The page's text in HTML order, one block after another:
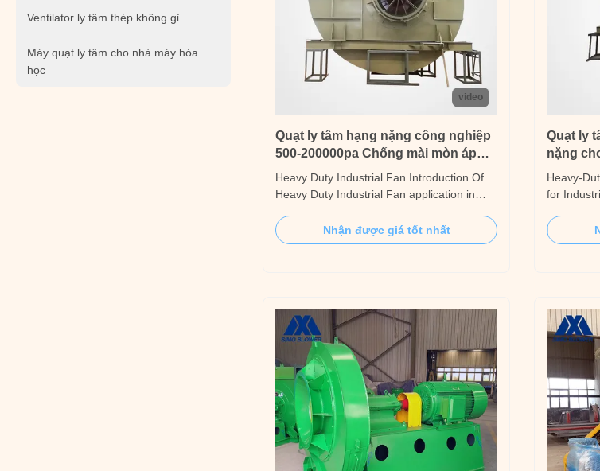
Ventilator ly tâm thép không gỉ
Máy quạt ly tâm cho nhà máy hóa
học
video
Quạt ly tâm hạng nặng công nghiệp
500-200000pa Chống mài mòn áp
suất
Heavy Duty Industrial Fan Introduction Of
Heavy Duty Industrial Fan application in
these its widely used in both large and small
scale industries for regulating the
Nhận được giá tốt nhất
Quạt ly
nặng
Heavy-
for
heavy-
ensures